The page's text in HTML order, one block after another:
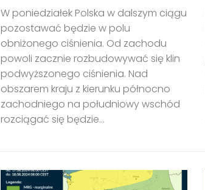
W poniedziałek Polska w dalszym ciągu
pozostawać będzie w polu
obniżonego ciśnienia. Od zachodu
powoli zacznie rozbudowywać się klin
podwyższonego ciśnienia. Nad
obszarem kraju z kierunku północno
zachodniego na południowy wschód
rozciągać się będzie...